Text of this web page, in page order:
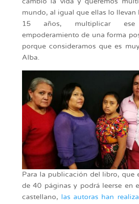
cambió la vida y queremos
mundo, al igual que ellas lo llevan
15 años, multiplicar
empoderamiento de una forma
porque consideramos que es
Alba.
Para la publicación del libro, que
de 40 páginas y podrá leerse en
castellano, las autoras han